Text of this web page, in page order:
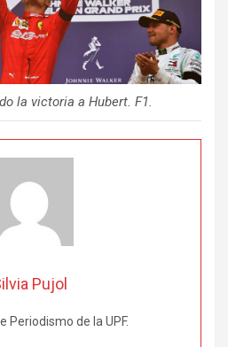
la victoria a Hubert. F1.
Pujol
Periodismo de la UPF.